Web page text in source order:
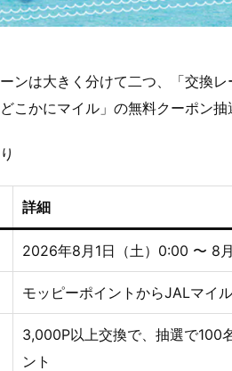
ンは大きく分けて二つ、「交換
こかにマイル」の無料クーポン抽
詳細
2026年8月1日（土）0:00 〜 8
モッピーポイントからJALマイ
3,000P以上交換で、抽選で100
ント